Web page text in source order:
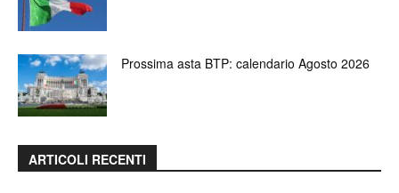
Prossima asta BTP: calendario Agosto 2026
ARTICOLI RECENTI